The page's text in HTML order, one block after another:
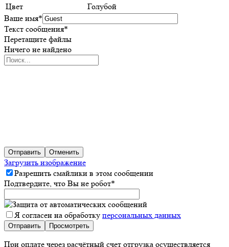
Цвет
Голубой
Ваше имя*
Текст сообщения*
Перетащите файлы
Ничего не найдено
Отправить Отменить
Загрузить изображение
Разрешить смайлики в этом сообщении
Подтвердите, что Вы не робот*
Я согласен на обработку персональных данных
При оплате через расчётный счет отгрузка осуществляется